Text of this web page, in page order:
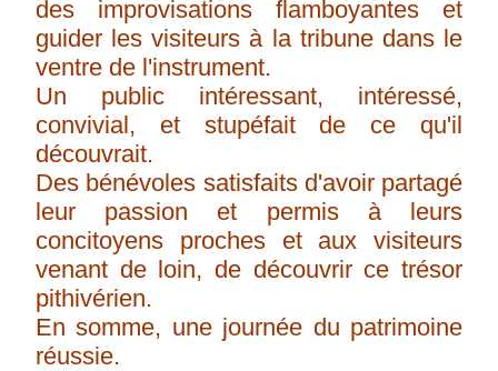
des improvisations flamboyantes et
guider les visiteurs à la tribune dans le
ventre de l'instrument.
Un public intéressant, intéressé,
convivial, et stupéfait de ce qu'il
découvrait.
Des bénévoles satisfaits d'avoir partagé
leur passion et permis à leurs
concitoyens proches et aux visiteurs
venant de loin, de découvrir ce trésor
pithivérien.
En somme, une journée du patrimoine
réussie.